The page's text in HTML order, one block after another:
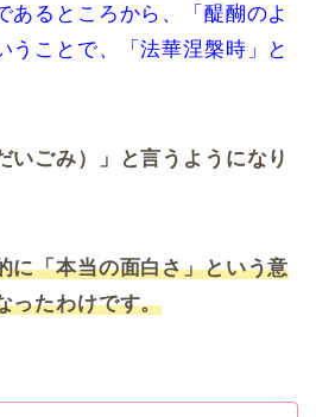
あるところから、「醍醐のよ
うことで、「法華涅槃時」と
いごみ）」と言うようになり
に「本当の面白さ」という意
ったわけです。